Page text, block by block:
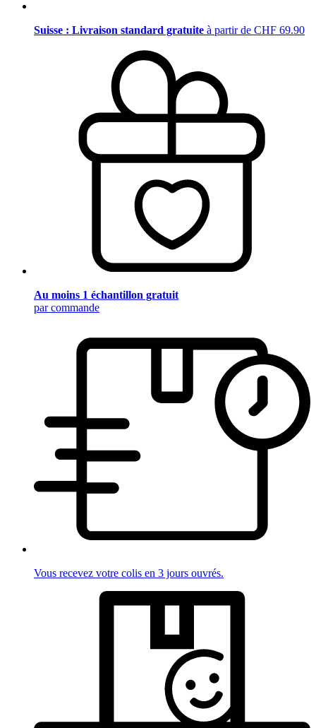
Suisse : Livraison standard gratuite à partir de CHF 69.90
Au moins 1 échantillon gratuit
par commande
Vous recevez votre colis en 3 jours ouvrés.